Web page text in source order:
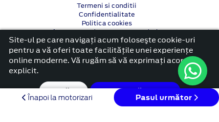
Înapoi la motorizari Pasul următor
Termeni si conditii
Confidentialitate
Politica cookies
Anunț începere proiect ”PNRR. Fonduri pentru
România modernă și reformată”.
platformă dezvoltată de Workleto
Site-ul pe care navigați acum foloseşte cookie-uri
pentru a vă oferi toate facilitățile unei experiențe
online moderne. Vă rugăm să vă exprimați acordul
explicit.
Setări
Acceptă cookie